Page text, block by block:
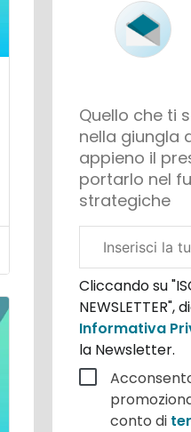
Quello che ti
nella giungla
appieno il
portarlo nel
strategiche
aziendale
Cliccando su
Informativa
la Newsletter.
conto di